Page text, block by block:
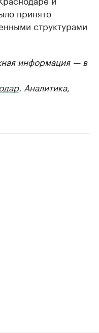
принято
структурами
информация — в
. Аналитика,